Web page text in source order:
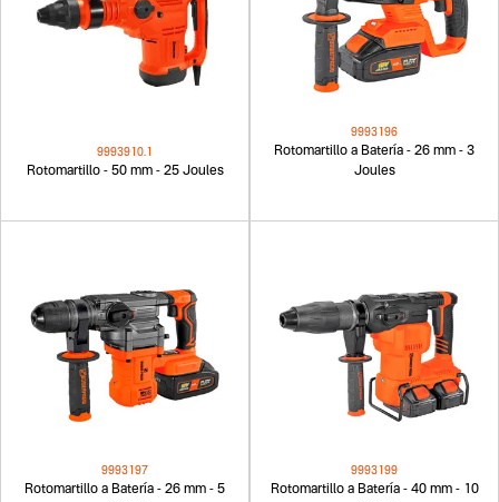
Rotomartillo - 50 mm - 25 Joules
9993910.1
Rotomartillo a Batería - 26 mm - 3
Joules
9993196
Rotomartillo a Batería - 26 mm - 5
9993197
Rotomartillo a Batería - 40 mm - 10
9993199